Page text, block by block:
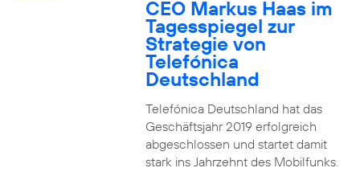
CEO Markus Haas im
Tagesspiegel zur
Strategie von
Telefónica
Deutschland
Telefónica Deutschland hat das
Geschäftsjahr 2019 erfolgreich
abgeschlossen und startet damit
stark ins Jahrzehnt des Mobilfunks.